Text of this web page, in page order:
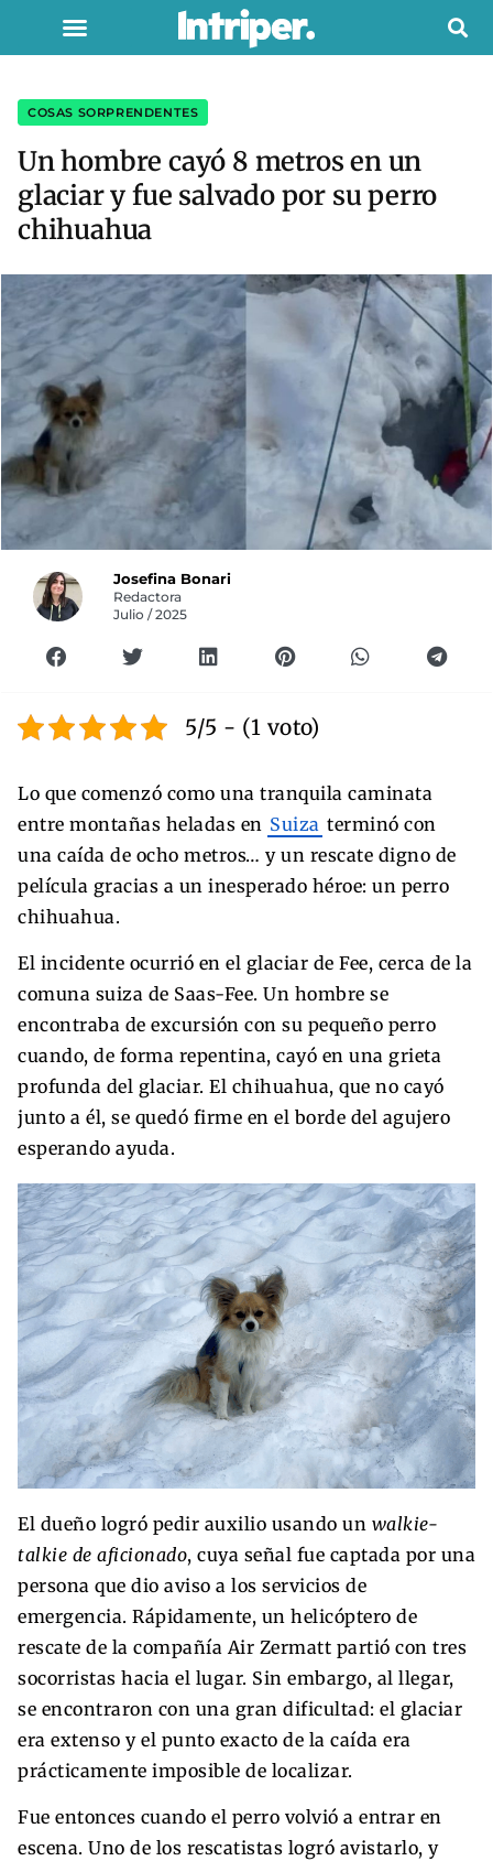
COSAS SORPRENDENTES
Un hombre cayó 8 metros en un
glaciar y fue salvado por su perro
chihuahua
Josefina Bonari
Redactora
Julio / 2025
5/5 - (1 voto)
Lo que comenzó como una tranquila caminata
entre montañas heladas en Suiza terminó con
una caída de ocho metros… y un rescate digno de
película gracias a un inesperado héroe: un perro
chihuahua.
El incidente ocurrió en el glaciar de Fee, cerca de la
comuna suiza de Saas-Fee. Un hombre se
encontraba de excursión con su pequeño perro
cuando, de forma repentina, cayó en una grieta
profunda del glaciar. El chihuahua, que no cayó
junto a él, se quedó firme en el borde del agujero
esperando ayuda.
El dueño logró pedir auxilio usando un walkie-
talkie de aficionado, cuya señal fue captada por una
persona que dio aviso a los servicios de
emergencia. Rápidamente, un helicóptero de
rescate de la compañía Air Zermatt partió con tres
socorristas hacia el lugar. Sin embargo, al llegar,
se encontraron con una gran dificultad: el glaciar
era extenso y el punto exacto de la caída era
prácticamente imposible de localizar.
Fue entonces cuando el perro volvió a entrar en
escena. Uno de los rescatistas logró avistarlo, y